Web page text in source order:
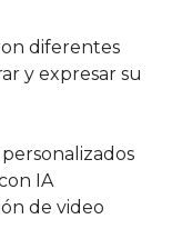
diferentes
y expresar su
IA
de video